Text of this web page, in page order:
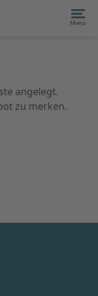
Menü
angelegt.
zu merken.